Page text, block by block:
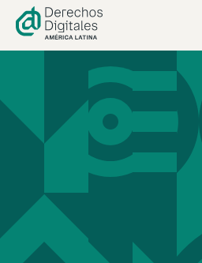
contenido